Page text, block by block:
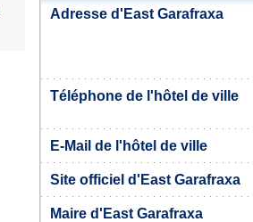
Adresse d'East Garafraxa
Téléphone de l'hôtel de ville
E-Mail de l'hôtel de ville
Site officiel d'East Garafraxa
Maire d'East Garafraxa